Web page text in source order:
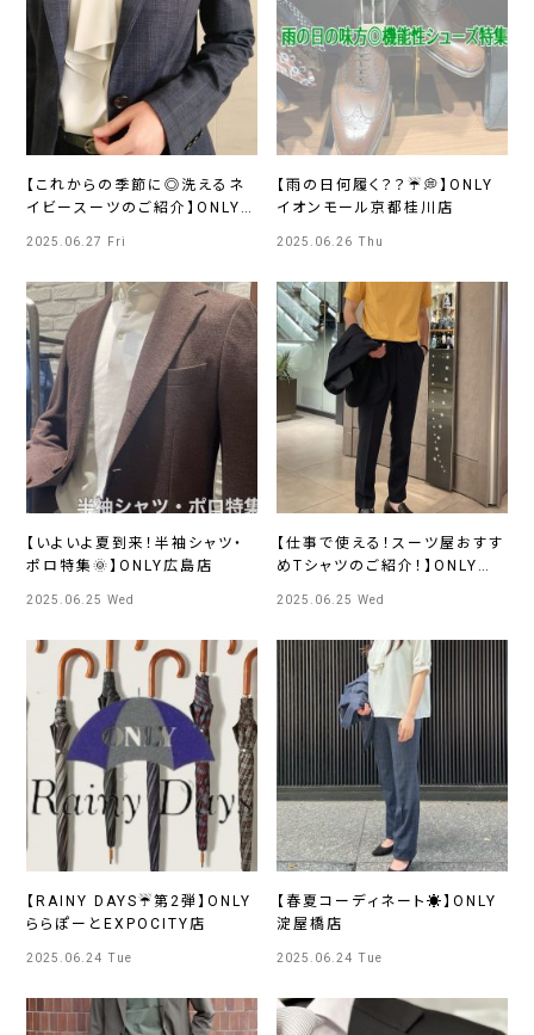
【これからの季節に◎洗えるネ
イビースーツのご紹介】ONLY
2025.06.27 Fri
【雨の日何履く？？☔💭】ONLY
イオンモール京都桂川店
2025.06.26 Thu
【いよいよ夏到来！半袖シャツ・
ポロ特集🌞】ONLY広島店
2025.06.25 Wed
【仕事で使える！スーツ屋おすす
めTシャツのご紹介！】ONLY
2025.06.25 Wed
【RAINY DAYS☔第2弾】ONLY
ららぽーとEXPOCITY店
2025.06.24 Tue
【春夏コーディネート☀️】ONLY
淀屋橋店
2025.06.24 Tue